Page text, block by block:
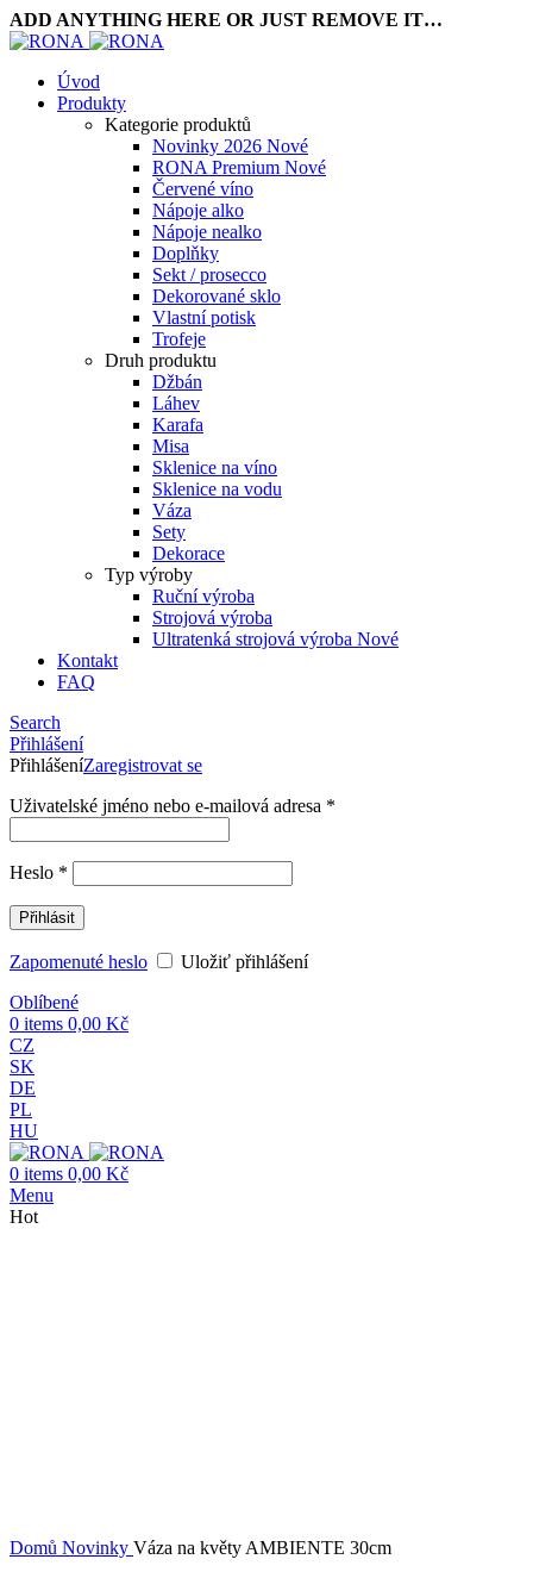
ADD ANYTHING HERE OR JUST REMOVE IT…
Úvod
Produkty
Kategorie produktů
Novinky 2026 Nové
RONA Premium Nové
Červené víno
Nápoje alko
Nápoje nealko
Doplňky
Sekt / prosecco
Dekorované sklo
Vlastní potisk
Trofeje
Druh produktu
Džbán
Láhev
Karafa
Misa
Sklenice na víno
Sklenice na vodu
Váza
Sety
Dekorace
Typ výroby
Ruční výroba
Strojová výroba
Ultratenká strojová výroba Nové
Kontakt
FAQ
Search
Přihlášení
PřihlášeníZaregistrovat se
Uživatelské jméno nebo e-mailová adresa *
Heslo *
Přihlásit
Zapomenuté heslo
Uložiť přihlášení
Oblíbené
0 items 0,00 Kč
CZ
SK
DE
PL
HU
0 items 0,00 Kč
Menu
Hot
Domů Novinky Váza na květy AMBIENTE 30cm